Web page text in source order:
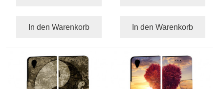
In den Warenkorb In den Warenkorb